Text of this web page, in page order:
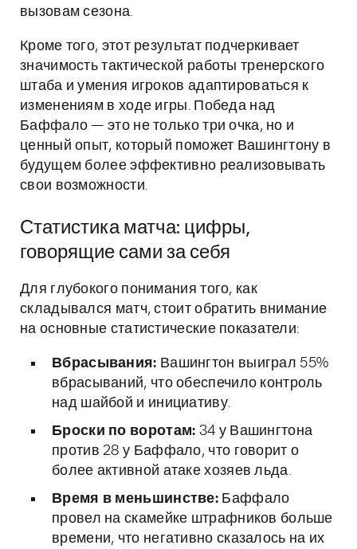
вызовам сезона.
Кроме того, этот результат подчеркивает
значимость тактической работы тренерского
штаба и умения игроков адаптироваться к
изменениям в ходе игры. Победа над
Баффало — это не только три очка, но и
ценный опыт, который поможет Вашингтону в
будущем более эффективно реализовывать
свои возможности.
Статистика матча: цифры,
говорящие сами за себя
Для глубокого понимания того, как
складывался матч, стоит обратить внимание
на основные статистические показатели:
Вбрасывания: Вашингтон выиграл 55%
вбрасываний, что обеспечило контроль
над шайбой и инициативу.
Броски по воротам: 34 у Вашингтона
против 28 у Баффало, что говорит о
более активной атаке хозяев льда.
Время в меньшинстве: Баффало
провел на скамейке штрафников больше
времени, что негативно сказалось на их